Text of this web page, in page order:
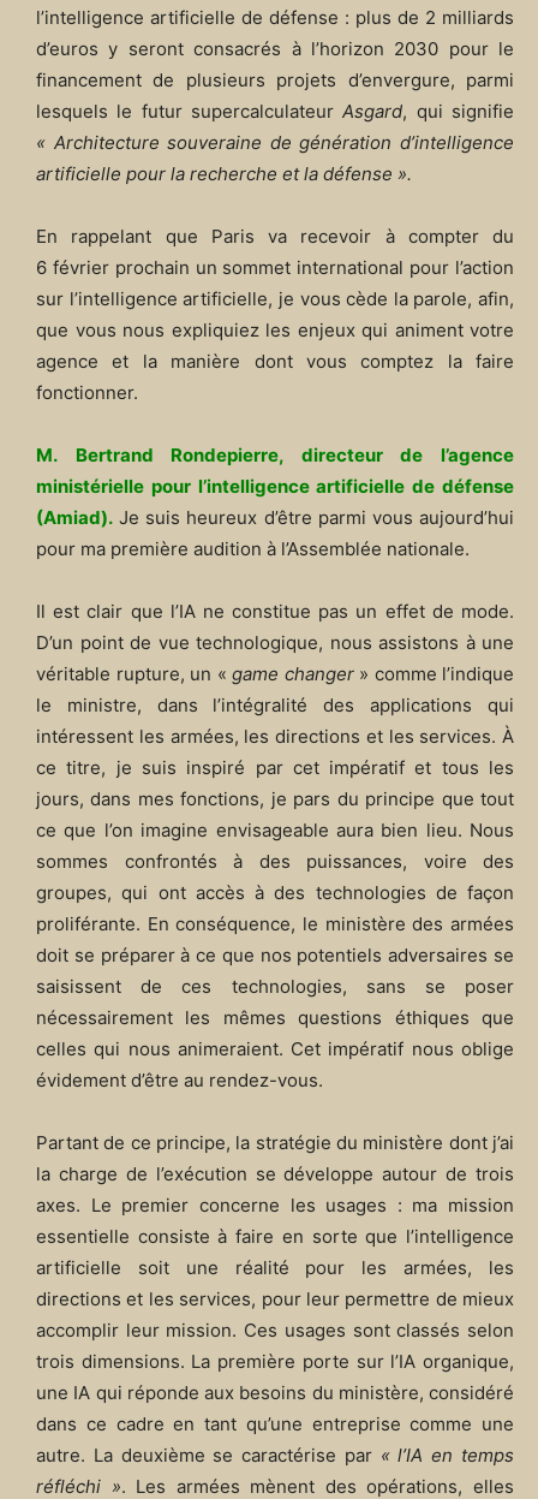
l’intelligence artificielle de défense : plus de 2 milliards
d’euros y seront consacrés à l’horizon 2030 pour le
financement de plusieurs projets d’envergure, parmi
lesquels le futur supercalculateurAsgard, qui signifie
« Architecture souveraine de génération d’intelligence
artificielle pour la recherche et la défense ».
En rappelant que Paris va recevoir à compter du
6 février prochain un sommet international pour l’action
sur l’intelligence artificielle, je vous cède la parole, afin,
que vous nous expliquiez les enjeux qui animent votre
agence et la manière dont vous comptez la faire
fonctionner.
M. Bertrand Rondepierre, directeur de l’agence
ministérielle pour l’intelligence artificielle de défense
(Amiad). Je suis heureux d’être parmi vous aujourd’hui
pour ma première audition à l’Assemblée nationale.
Il est clair que l’IA ne constitue pas un effet de mode.
D’un point de vue technologique, nous assistons à une
véritable rupture, un « game changer» comme l’indique
le ministre, dans l’intégralité des applications qui
intéressent les armées, les directions et les services. À
ce titre, je suis inspiré par cet impératif et tous les
jours, dans mes fonctions, je pars du principe que tout
ce que l’on imagine envisageable aura bien lieu. Nous
sommes confrontés à des puissances, voire des
groupes, qui ont accès à des technologies de façon
proliférante. En conséquence, le ministère des armées
doit se préparer à ce que nos potentiels adversaires se
saisissent de ces technologies, sans se poser
nécessairement les mêmes questions éthiques que
celles qui nous animeraient. Cet impératif nous oblige
évidement d’être au rendez-vous.
Partant de ce principe, la stratégie du ministère dont j’ai
la charge de l’exécution se développe autour de trois
axes. Le premier concerne les usages : ma mission
essentielle consiste à faire en sorte que l’intelligence
artificielle soit une réalité pour les armées, les
directions et les services, pour leur permettre de mieux
accomplir leur mission. Ces usages sont classés selon
trois dimensions. La première porte sur l’IA organique,
une IA qui réponde aux besoins du ministère, considéré
dans ce cadre en tant qu’une entreprise comme une
autre. La deuxième se caractérise par « l’IA en temps
réfléchi ». Les armées mènent des opérations, elles